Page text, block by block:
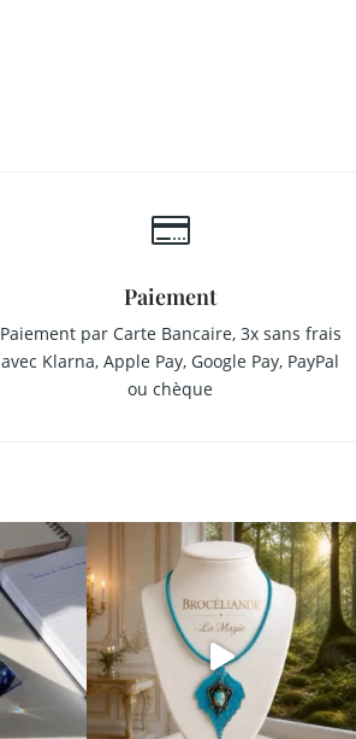

Paiement
Paiement par Carte Bancaire, 3x sans frais
avec Klarna, Apple Pay, Google Pay, PayPal
ou chèque